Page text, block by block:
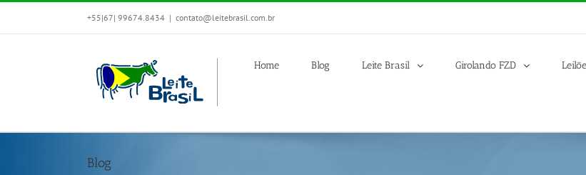
+55|67| 99674.8434 | contato@leitebrasil.com.br
Home Blog Leite Brasil Girolando FZD
Blog